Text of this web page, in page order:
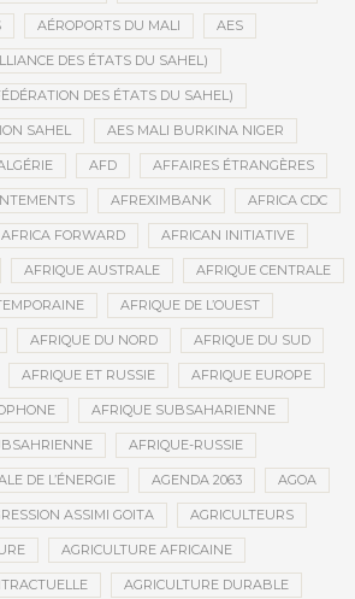
AÉROPORTS DU MALI AES
DES ÉTATS DU SAHEL)
DES ÉTATS DU SAHEL)
SAHEL AES MALI BURKINA NIGER
AFD AFFAIRES ÉTRANGÈRES
AFREXIMBANK AFRICA CDC
AFRICA FORWARD AFRICAN INITIATIVE
AFRIQUE AUSTRALE AFRIQUE CENTRALE
AFRIQUE DE L’OUEST
AFRIQUE DU NORD AFRIQUE DU SUD
AFRIQUE ET RUSSIE AFRIQUE EUROPE
AFRIQUE SUBSAHARIENNE
AFRIQUE-RUSSIE
DE L’ÉNERGIE AGENDA 2063 AGOA
ASSIMI GOITA AGRICULTEURS
AGRICULTURE AFRICAINE
AGRICULTURE DURABLE